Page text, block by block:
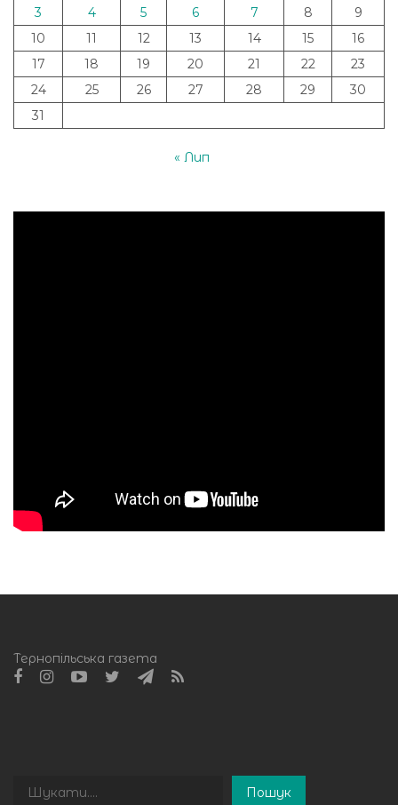
3
4 5 6 7 8
9
10
11 12 13 14 15
16
17
18 19 20 21 22
23
24
25 26 27 28 29
30
31
« Лип
Тернопільська газета
Пошук
Пошук